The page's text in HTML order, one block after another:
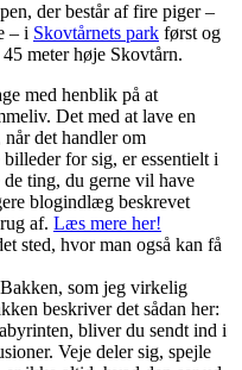
der består af fire piger –
– i Skovtårnets park først og
meter høje Skovtårn.
med henblik på at
Det med at lave en
det handler om
for sig, er essentielt i
ting, du gerne vil have
blogindlæg beskrevet
af. Læs mere her!
sted, hvor man også kan få
som jeg virkelig
beskriver det sådan her:
bliver du sendt ind i
Veje deler sig, spejle